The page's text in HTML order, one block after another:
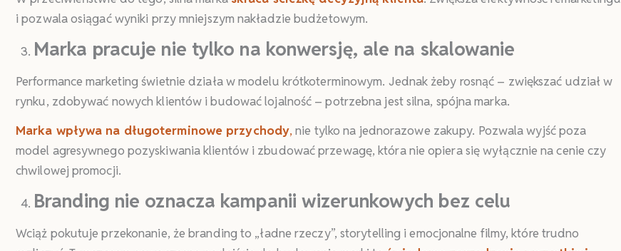
i pozwala osiągać wyniki przy mniejszym nakładzie budżetowym.
Marka pracuje nie tylko na konwersję, ale na skalowanie
Performance marketing świetnie działa w modelu krótkoterminowym. Jednak żeby rosnąć – zwiększać udział w
rynku, zdobywać nowych klientów i budować lojalność – potrzebna jest silna, spójna marka.
Marka wpływa na długoterminowe przychody, nie tylko na jednorazowe zakupy. Pozwala wyjść poza
model agresywnego pozyskiwania klientów i zbudować przewagę, która nie opiera się wyłącznie na cenie czy
chwilowej promocji.
Branding nie oznacza kampanii wizerunkowych bez celu
Wciąż pokutuje przekonanie, że branding to „ładne rzeczy”, storytelling i emocjonalne filmy, które trudno